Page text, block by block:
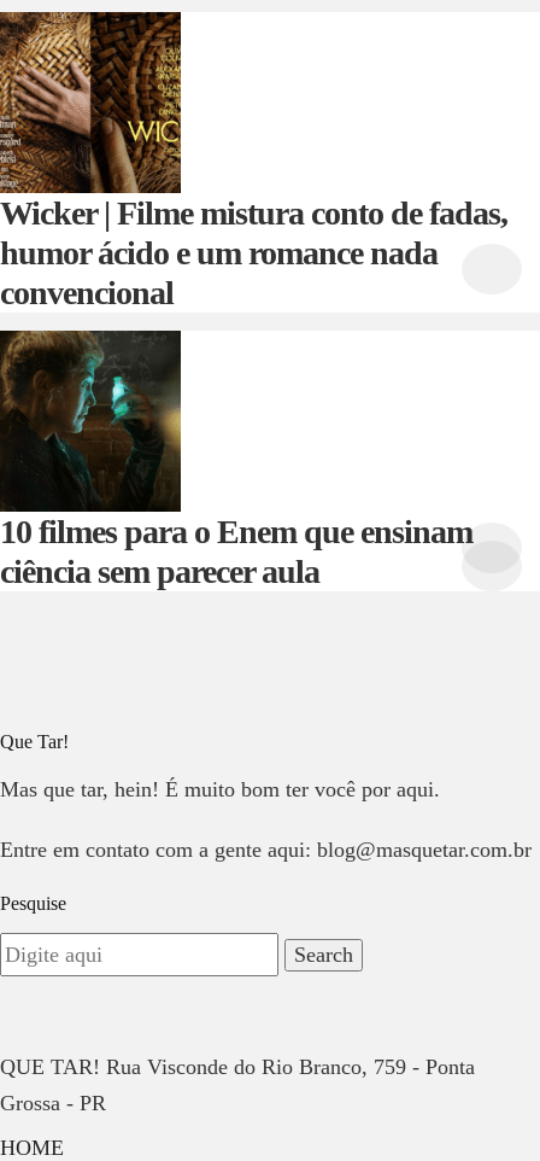
Wicker | Filme mistura conto de fadas,
humor ácido e um romance nada
convencional
10 filmes para o Enem que ensinam
ciência sem parecer aula
Que Tar!
Mas que tar, hein! É muito bom ter você por aqui.
Entre em contato com a gente aqui: blog@masquetar.com.br
Pesquise
QUE TAR! Rua Visconde do Rio Branco, 759 - Ponta
Grossa - PR
HOME